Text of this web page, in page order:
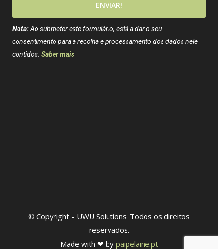
ENVIAR!
Nota:Ao submeter este formulário, está a dar o seu
consentimento para a recolha e processamento dos dados nele
contidos. Saber mais
© Copyright – UWU Solutions. Todos os direitos
reservados.
Made with ❤ by paipelaine.pt